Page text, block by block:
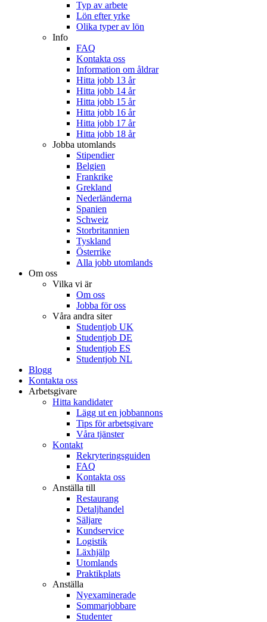
Typ av arbete
Lön efter yrke
Olika typer av lön
Info
FAQ
Kontakta oss
Information om åldrar
Hitta jobb 13 år
Hitta jobb 14 år
Hitta jobb 15 år
Hitta jobb 16 år
Hitta jobb 17 år
Hitta jobb 18 år
Jobba utomlands
Stipendier
Belgien
Frankrike
Grekland
Nederländerna
Spanien
Schweiz
Storbritannien
Tyskland
Österrike
Alla jobb utomlands
Om oss
Vilka vi är
Om oss
Jobba för oss
Våra andra siter
Studentjob UK
Studentjob DE
Studentjob ES
Studentjob NL
Blogg
Kontakta oss
Arbetsgivare
Hitta kandidater
Lägg ut en jobbannons
Tips för arbetsgivare
Våra tjänster
Kontakt
Rekryteringsguiden
FAQ
Kontakta oss
Anställa till
Restaurang
Detaljhandel
Säljare
Kundservice
Logistik
Läxhjälp
Utomlands
Praktikplats
Anställa
Nyexaminerade
Sommarjobbare
Studenter